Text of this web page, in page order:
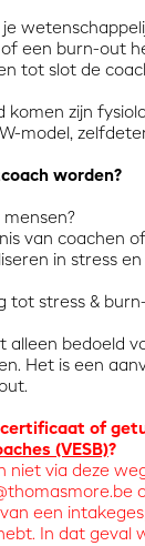
je
een burn-out
tot slot de
komen zijn
model,
worden?
mensen?
van coachen
in stress
tot stress &
alleen bedoeld
Het is een
certificaat of
(VESB)?
niet via deze
een
In dat geval